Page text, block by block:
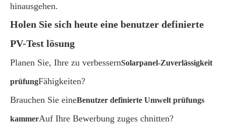
hinausgehen.
Holen Sie sich heute eine benutzer definierte
PV-Test lösung
Planen Sie, Ihre zu verbessernSolarpanel-Zuverlässigkeit
prüfungFähigkeiten?
Brauchen Sie eineBenutzer definierte Umwelt prüfungs
kammerAuf Ihre Bewerbung zuges chnitten?